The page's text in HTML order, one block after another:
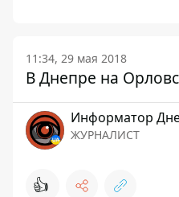
11:34, 29 мая 2018
В Днепре на
Информатор
ЖУРНАЛИСТ
👍